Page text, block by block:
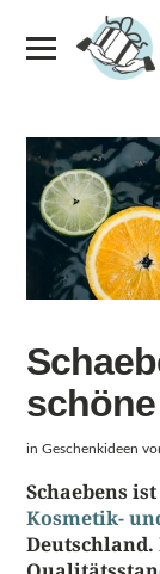
inGeschenkideen
Schaebens
Kosmetik-
Deutschland.